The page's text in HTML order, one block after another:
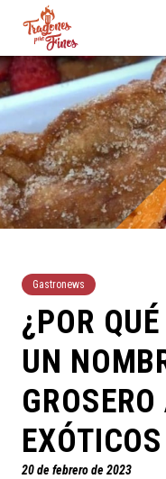
Gastronews
¿POR
UN
20 de febrero de 2023